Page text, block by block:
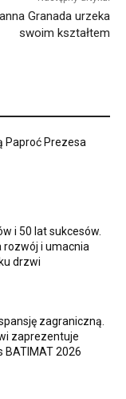
Granada urzeka
swoim kształtem
Paproć Prezesa
i 50 lat sukcesów.
rozwój i umacnia
drzwi
zagraniczną.
zaprezentuje
BATIMAT 2026